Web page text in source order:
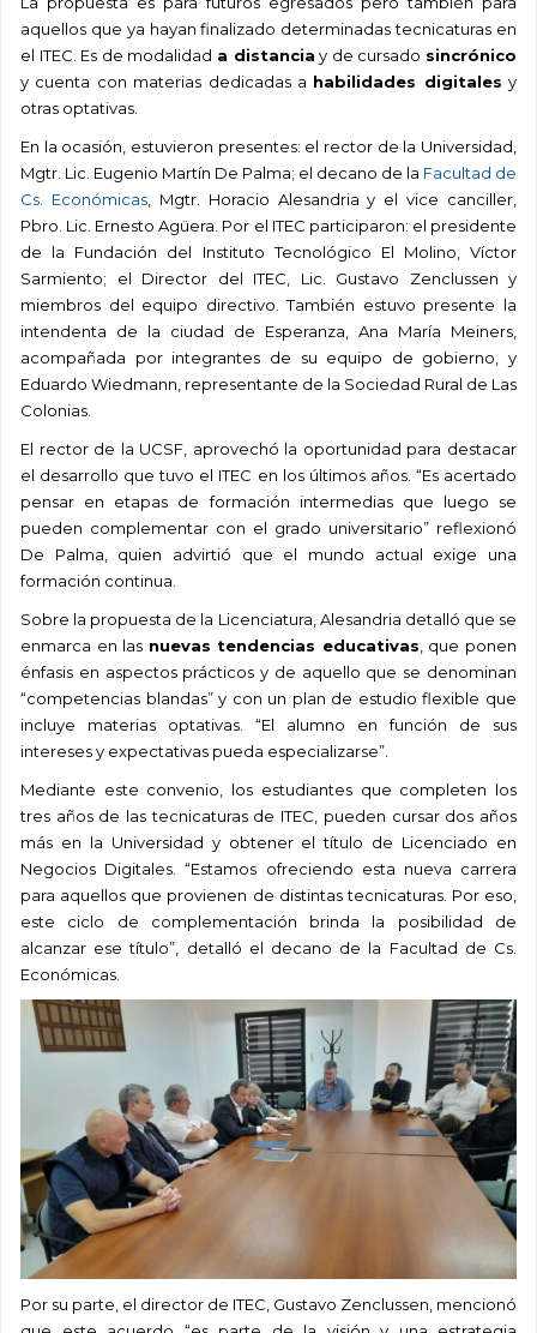
aquellos que ya hayan finalizado determinadas tecnicaturas en
el ITEC. Es de modalidad a distancia y de cursado sincrónico
y cuenta con materias dedicadas a habilidades digitales y
otras optativas.
En la ocasión, estuvieron presentes: el rector de la Universidad,
Mgtr. Lic. Eugenio Martín De Palma; el decano de la Facultad de
Cs. Económicas, Mgtr. Horacio Alesandria y el vice canciller,
Pbro. Lic. Ernesto Agüera. Por el ITEC participaron: el presidente
de la Fundación del Instituto Tecnológico El Molino, Víctor
Sarmiento; el Director del ITEC, Lic. Gustavo Zenclussen y
miembros del equipo directivo. También estuvo presente la
intendenta de la ciudad de Esperanza, Ana María Meiners,
acompañada por integrantes de su equipo de gobierno, y
Eduardo Wiedmann, representante de la Sociedad Rural de Las
Colonias.
El rector de la UCSF, aprovechó la oportunidad para destacar
el desarrollo que tuvo el ITEC en los últimos años. “Es acertado
pensar en etapas de formación intermedias que luego se
pueden complementar con el grado universitario” reflexionó
De Palma, quien advirtió que el mundo actual exige una
formación continua.
Sobre la propuesta de la Licenciatura, Alesandria detalló que se
enmarca en las nuevas tendencias educativas, que ponen
énfasis en aspectos prácticos y de aquello que se denominan
“competencias blandas” y con un plan de estudio flexible que
incluye materias optativas. “El alumno en función de sus
intereses y expectativas pueda especializarse”.
Mediante este convenio, los estudiantes que completen los
tres años de las tecnicaturas de ITEC, pueden cursar dos años
más en la Universidad y obtener el título de Licenciado en
Negocios Digitales. “Estamos ofreciendo esta nueva carrera
para aquellos que provienen de distintas tecnicaturas. Por eso,
este ciclo de complementación brinda la posibilidad de
alcanzar ese título”, detalló el decano de la Facultad de Cs.
Económicas.
Por su parte, el director de ITEC, Gustavo Zenclussen, mencionó